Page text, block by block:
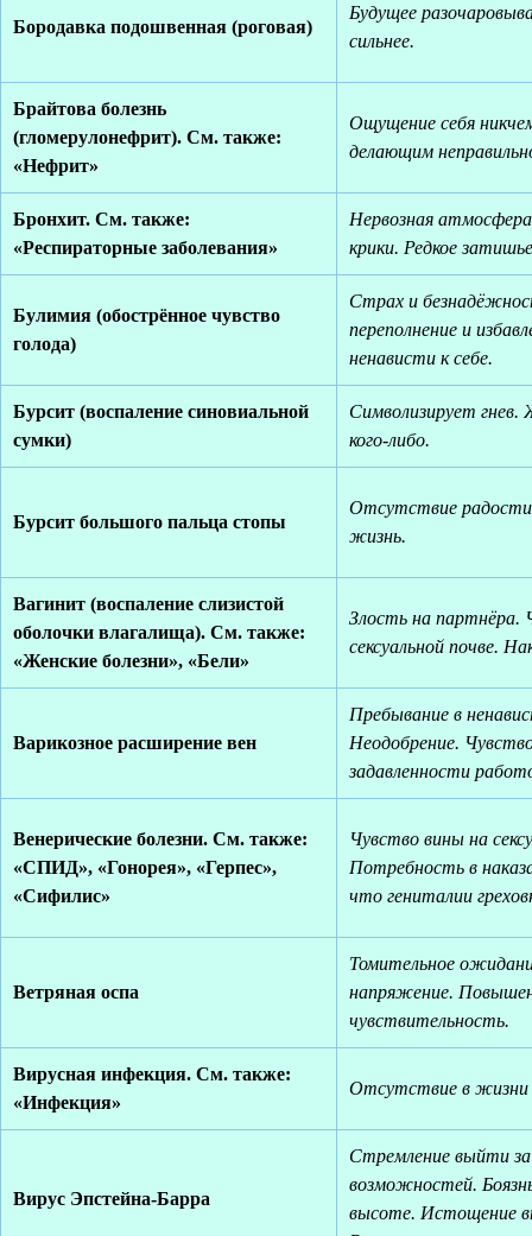
Бородавка подошвенная (роговая)
Будущее
сильнее.
Брайтова болезнь
(гломерулонефрит). См. также:
«Нефрит»
Ощущение себя
делающим
Бронхит. См. также:
«Респираторные заболевания»
Нервозная
крики. Редкое
Булимия (обострённое чувство
голода)
Страх и
переполнение и
ненависти к себе.
Бурсит (воспаление синовиальной
сумки)
Символизирует гнев.
кого-либо.
Бурсит большого пальца стопы
Отсутствие радости
жизнь.
Вагинит (воспаление слизистой
оболочки влагалища). См. также:
«Женские болезни», «Бели»
Злость на партнёра.
сексуальной почве.
Варикозное расширение вен
Пребывание в
Неодобрение.
задавленности
Венерические болезни. См. также:
«СПИД», «Гонорея», «Герпес»,
«Сифилис»
Чувство вины на
Потребность в
что гениталии
Ветряная оспа
Томительное
напряжение.
чувствительность.
Вирусная инфекция. См. также:
«Инфекция»
Отсутствие в жизни
Вирус Эпстейна-Барра
Стремление выйти
возможностей.
высоте. Истощение